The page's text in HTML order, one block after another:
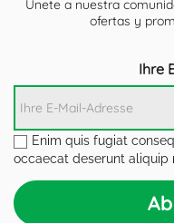
Únete a nuestra
ofertas y
Ihre
Enim quis fugiat
occaecat deserunt aliquip